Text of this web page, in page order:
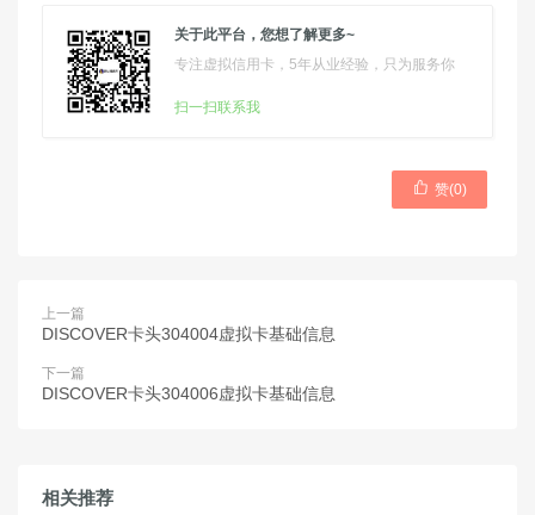
关于此平台，您想了解更多~
专注虚拟信用卡，5年从业经验，只为服务你
扫一扫联系我
 赞(0)
上一篇
DISCOVER卡头304004虚拟卡基础信息
下一篇
DISCOVER卡头304006虚拟卡基础信息
相关推荐